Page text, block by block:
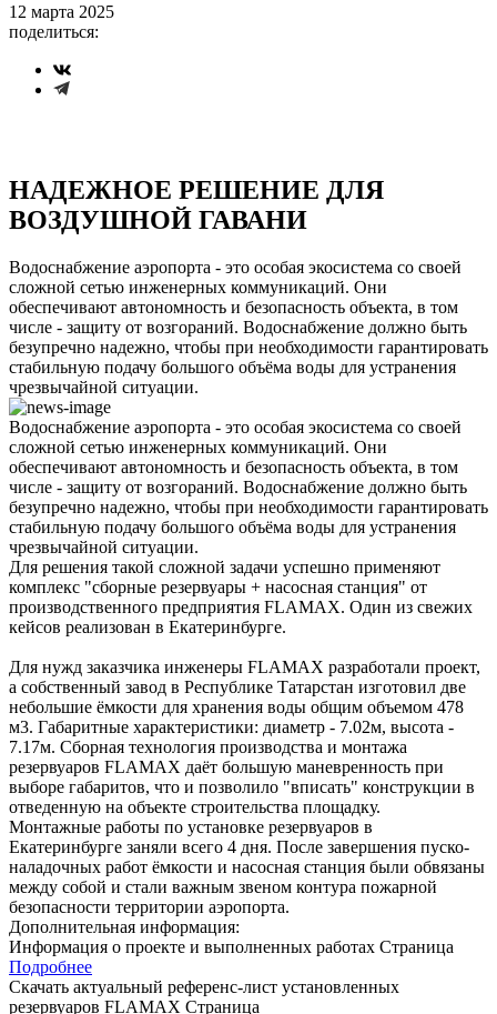
12 марта 2025
поделиться:
НАДЕЖНОЕ РЕШЕНИЕ ДЛЯ
ВОЗДУШНОЙ ГАВАНИ
Водоснабжение аэропорта - это особая экосистема со своей
сложной сетью инженерных коммуникаций. Они
обеспечивают автономность и безопасность объекта, в том
числе - защиту от возгораний. Водоснабжение должно быть
безупречно надежно, чтобы при необходимости гарантировать
стабильную подачу большого объёма воды для устранения
чрезвычайной ситуации.
Водоснабжение аэропорта - это особая экосистема со своей
сложной сетью инженерных коммуникаций. Они
обеспечивают автономность и безопасность объекта, в том
числе - защиту от возгораний. Водоснабжение должно быть
безупречно надежно, чтобы при необходимости гарантировать
стабильную подачу большого объёма воды для устранения
чрезвычайной ситуации.
Для решения такой сложной задачи успешно применяют
комплекс "сборные резервуары + насосная станция" от
производственного предприятия FLAMAX. Один из свежих
кейсов реализован в Екатеринбурге.
Для нужд заказчика инженеры FLAMAX разработали проект,
а собственный завод в Республике Татарстан изготовил две
небольшие ёмкости для хранения воды общим объемом 478
м3. Габаритные характеристики: диаметр - 7.02м, высота -
7.17м. Сборная технология производства и монтажа
резервуаров FLAMAX даёт большую маневренность при
выборе габаритов, что и позволило "вписать" конструкции в
отведенную на объекте строительства площадку.
Монтажные работы по установке резервуаров в
Екатеринбурге заняли всего 4 дня. После завершения пуско-
наладочных работ ёмкости и насосная станция были обвязаны
между собой и стали важным звеном контура пожарной
безопасности территории аэропорта.
Дополнительная информация:
Информация о проекте и выполненных работах Страница
Подробнее
Скачать актуальный референс-лист установленных
резервуаров FLAMAX Страница